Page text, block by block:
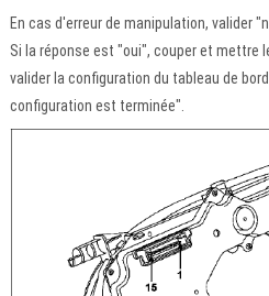
En cas d'erreur de manipulation, valider
Si la réponse est "oui", couper et mettre
valider la configuration du tableau de
configuration est terminée".